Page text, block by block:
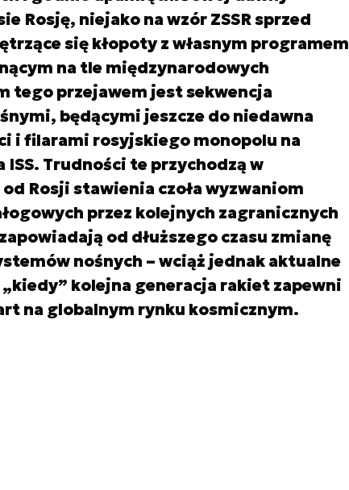
Rosję, niejako na wzór ZSSR sprzed
się kłopoty z własnym programem
na tle międzynarodowych
tego przejawem jest sekwencja
będącymi jeszcze do niedawna
i filarami rosyjskiego monopolu na
Trudności te przychodzą w
Rosji stawienia czoła wyzwaniom
przez kolejnych zagranicznych
od dłuższego czasu zmianę
nośnych – wciąż jednak aktualne
kolejna generacja rakiet zapewni
na globalnym rynku kosmicznym.